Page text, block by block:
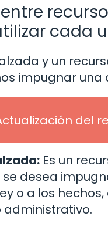
cada
y un
impugnar una
del
Es un
desea
o a los